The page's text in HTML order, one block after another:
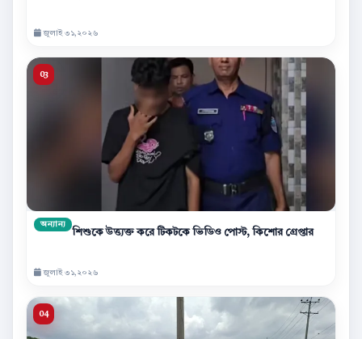
জুলাই ৩১,২০২৬
অন্যান্য
শিশুকে উত্ত্যক্ত করে টিকটকে ভিডিও পোস্ট, কিশোর গ্রেপ্তার
জুলাই ৩১,২০২৬